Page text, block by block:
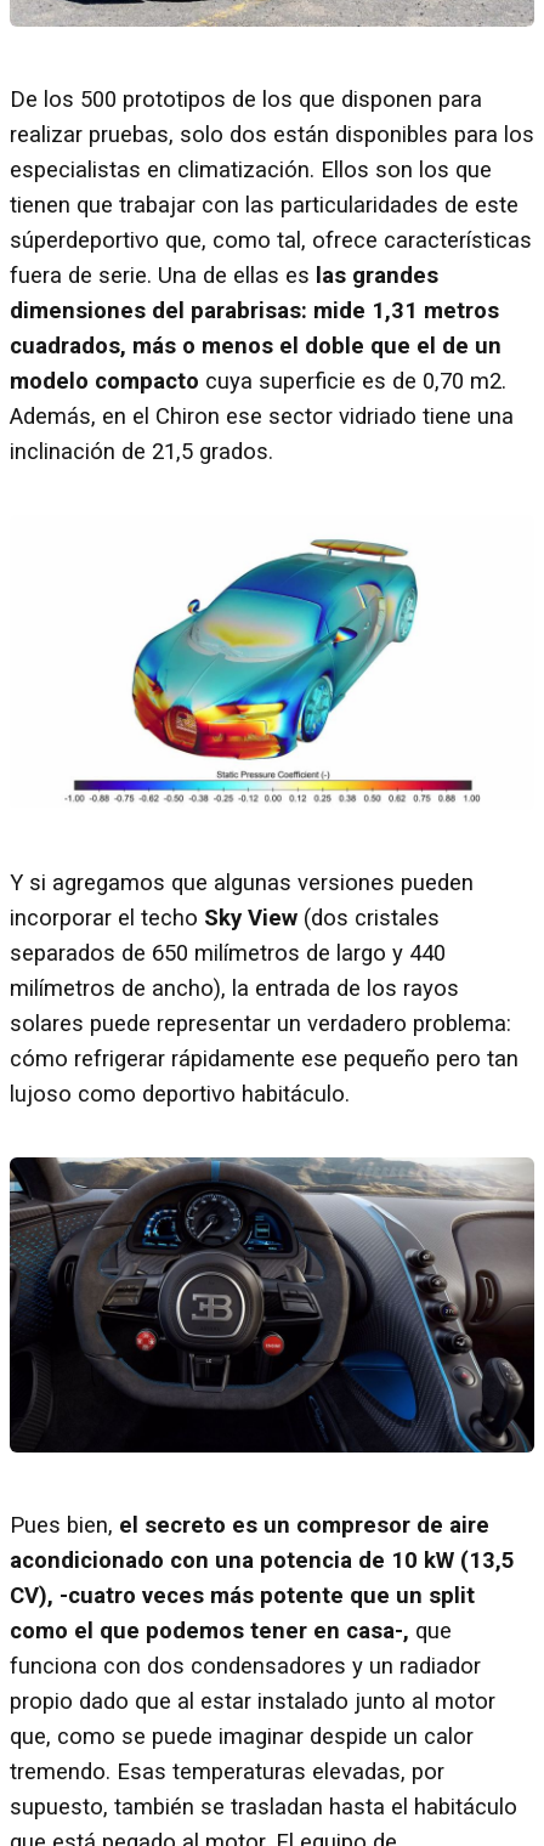
De los 500 prototipos de los que disponen para
realizar pruebas, solo dos están disponibles para los
especialistas en climatización. Ellos son los que
tienen que trabajar con las particularidades de este
súperdeportivo que, como tal, ofrece características
fuera de serie. Una de ellas es las grandes
dimensiones del parabrisas: mide 1,31 metros
cuadrados, más o menos el doble que el de un
modelo compacto cuya superficie es de 0,70 m2.
Además, en el Chiron ese sector vidriado tiene una
inclinación de 21,5 grados.
Y si agregamos que algunas versiones pueden
incorporar el techo Sky View (dos cristales
separados de 650 milímetros de largo y 440
milímetros de ancho), la entrada de los rayos
solares puede representar un verdadero problema:
cómo refrigerar rápidamente ese pequeño pero tan
lujoso como deportivo habitáculo.
Pues bien, el secreto es un compresor de aire
acondicionado con una potencia de 10 kW (13,5
CV), -cuatro veces más potente que un split
como el que podemos tener en casa-, que
funciona con dos condensadores y un radiador
propio dado que al estar instalado junto al motor
que, como se puede imaginar despide un calor
tremendo. Esas temperaturas elevadas, por
supuesto, también se trasladan hasta el habitáculo